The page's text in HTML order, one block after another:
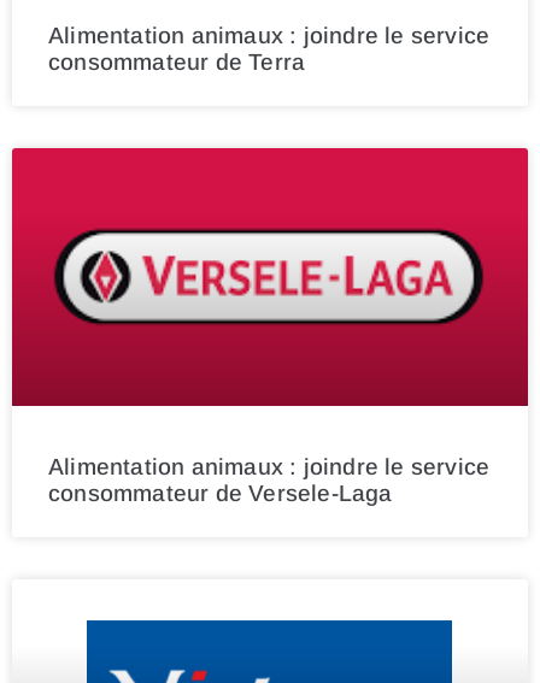
Alimentation animaux : joindre le service
consommateur de Terra
Alimentation animaux : joindre le service
consommateur de Versele-Laga